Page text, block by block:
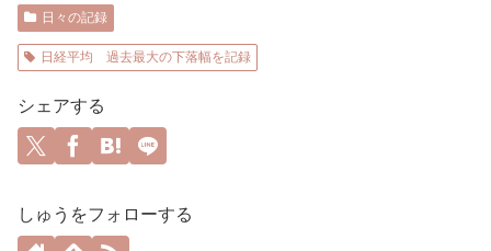
日々の記録
日経平均 過去最大の下落幅を記録
シェアする
しゅうをフォローする